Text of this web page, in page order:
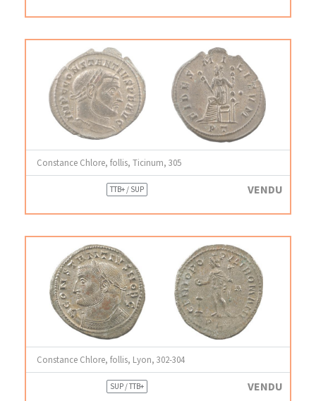
Constance Chlore, follis, Ticinum, 305
TTB+ / SUP VENDU
Constance Chlore, follis, Lyon, 302-304
SUP / TTB+ VENDU